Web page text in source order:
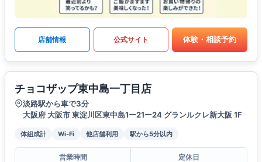
店舗情報 公式サイト 体験・相談予約
チョコザップ東中島一丁目店
淡路駅から車で3分
大阪府 大阪市 東淀川区東中島1ー21ー24 グランルクレ新大阪 1F
体組成計 Wi-Fi 他店舗利用 駅から5分以内
営業時間
定休日